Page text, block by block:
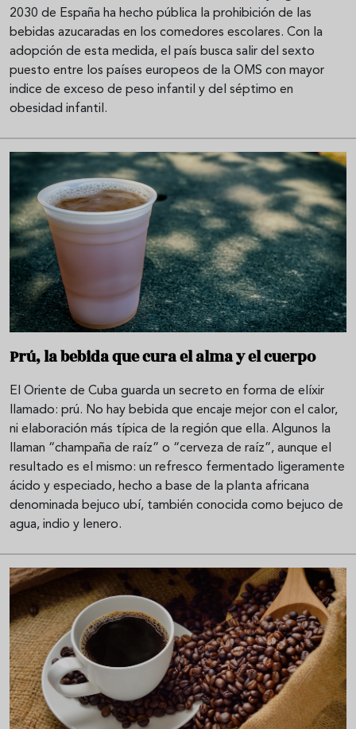
2030 de España ha hecho pública la prohibición de las
bebidas azucaradas en los comedores escolares. Con la
adopción de esta medida, el país busca salir del sexto
puesto entre los países europeos de la OMS con mayor
indice de exceso de peso infantil y del séptimo en
obesidad infantil.
Prú, la bebida que cura el alma y el cuerpo
El Oriente de Cuba guarda un secreto en forma de elíxir
llamado: prú. No hay bebida que encaje mejor con el calor,
ni elaboración más típica de la región que ella. Algunos la
llaman “champaña de raíz” o “cerveza de raíz”, aunque el
resultado es el mismo: un refresco fermentado ligeramente
ácido y especiado, hecho a base de la planta africana
denominada bejuco ubí, también conocida como bejuco de
agua, indio y lenero.